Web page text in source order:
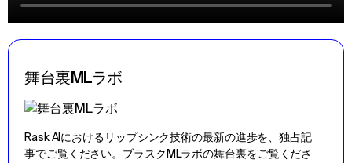
舞台裏MLラボ
Rask AIにおけるリップシンク技術の最新の進歩を、独占記
事でご覧ください。ブラスクMLラボの舞台裏をご覧くださ